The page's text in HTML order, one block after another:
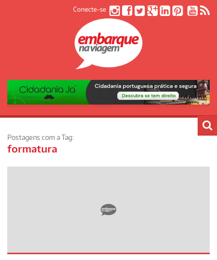
Conecte-se
Postagens com a Tag:
formatura